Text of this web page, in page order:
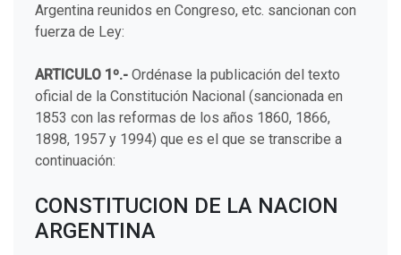
Argentina reunidos en Congreso, etc. sancionan con
fuerza de Ley:
ARTICULO 1º.- Ordénase la publicación del texto
oficial de la Constitución Nacional (sancionada en
1853 con las reformas de los años 1860, 1866,
1898, 1957 y 1994) que es el que se transcribe a
continuación:
CONSTITUCION DE LA NACION
ARGENTINA